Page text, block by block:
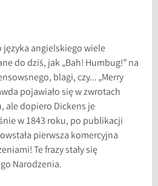
języka angielskiego wiele
do dziś, jak „Bah! Humbug!” na
blagi, czy… „Merry
pojawiało się w zwrotach
ale dopiero Dickens je
w 1843 roku, po publikacji
pierwsza komercyjna
Te frazy stały się
Narodzenia.